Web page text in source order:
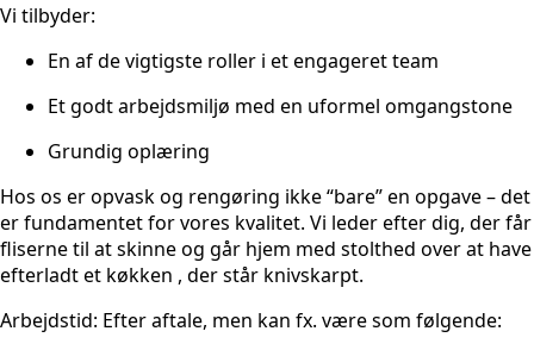
Vi tilbyder:
En af de vigtigste roller i et engageret team
Et godt arbejdsmiljø med en uformel omgangstone
Grundig oplæring
Hos os er opvask og rengøring ikke “bare” en opgave – det
er fundamentet for vores kvalitet. Vi leder efter dig, der får
fliserne til at skinne og går hjem med stolthed over at have
efterladt et køkken , der står knivskarpt.
Arbejdstid: Efter aftale, men kan fx. være som følgende: